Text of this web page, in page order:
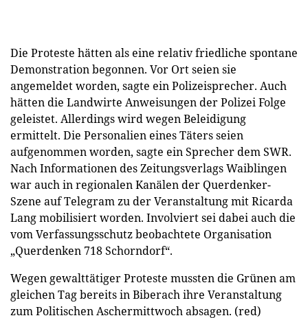
Die Proteste hätten als eine relativ friedliche spontane
Demonstration begonnen. Vor Ort seien sie
angemeldet worden, sagte ein Polizeisprecher. Auch
hätten die Landwirte Anweisungen der Polizei Folge
geleistet. Allerdings wird wegen Beleidigung
ermittelt. Die Personalien eines Täters seien
aufgenommen worden, sagte ein Sprecher dem SWR.
Nach Informationen des Zeitungsverlags Waiblingen
war auch in regionalen Kanälen der Querdenker-
Szene auf Telegram zu der Veranstaltung mit Ricarda
Lang mobilisiert worden. Involviert sei dabei auch die
vom Verfassungsschutz beobachtete Organisation
„Querdenken 718 Schorndorf“.
Wegen gewalttätiger Proteste mussten die Grünen am
gleichen Tag bereits in Biberach ihre Veranstaltung
zum Politischen Aschermittwoch absagen. (red)